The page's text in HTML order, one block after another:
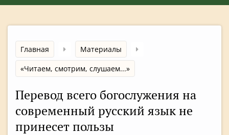
Главная
Материалы
«Читаем, смотрим, слушаем...»
Перевод всего богослужения на
современный русский язык не
принесет пользы